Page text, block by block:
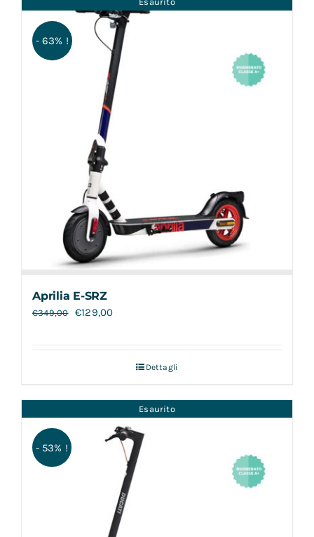
- 63% !
Aprilia E-SRZ
€349,00 €129,00
Dettagli
Esaurito
- 53% !